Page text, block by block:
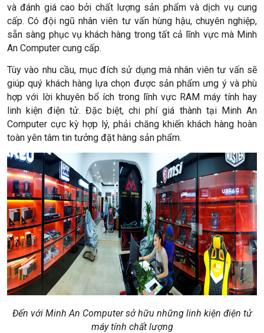
và đánh giá cao bởi chất lượng sản phẩm và dịch vụ cung
cấp. Có đội ngũ nhân viên tư vấn hùng hậu, chuyên nghiệp,
sẵn sàng phục vụ khách hàng trong tất cả lĩnh vực mà Minh
An Computer cung cấp.
Tùy vào nhu cầu, mục đích sử dụng mà nhân viên tư vấn sẽ
giúp quý khách hàng lựa chọn được sản phẩm ưng ý và phù
hợp với lời khuyên bổ ích trong lĩnh vực RAM máy tính hay
linh kiện điện tử. Đặc biệt, chi phí giá thành tại Minh An
Computer cực kỳ hợp lý, phải chăng khiến khách hàng hoàn
toàn yên tâm tin tưởng đặt hàng sản phẩm.
Đến với Minh An Computer sở hữu những linh kiện điện tử
máy tính chất lượng